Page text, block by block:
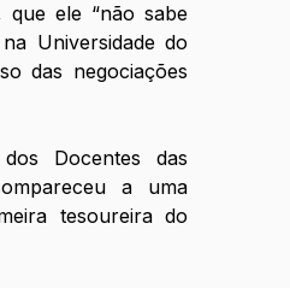
que ele “não sabe
Universidade do
das negociações
Docentes das
a uma
tesoureira do